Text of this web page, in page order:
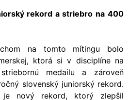
rekord a striebro na 400
na tomto mítingu bolo
ktorá si v disciplíne na
medailu a zároveň
slovenský juniorský rekord.
je nový rekord, ktorý zlepšil